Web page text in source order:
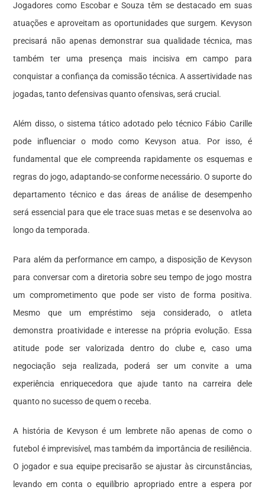
Jogadores como Escobar e Souza têm se destacado em suas
atuações e aproveitam as oportunidades que surgem. Kevyson
precisará não apenas demonstrar sua qualidade técnica, mas
também ter uma presença mais incisiva em campo para
conquistar a confiança da comissão técnica. A assertividade nas
jogadas, tanto defensivas quanto ofensivas, será crucial.
Além disso, o sistema tático adotado pelo técnico Fábio Carille
pode influenciar o modo como Kevyson atua. Por isso, é
fundamental que ele compreenda rapidamente os esquemas e
regras do jogo, adaptando-se conforme necessário. O suporte do
departamento técnico e das áreas de análise de desempenho
será essencial para que ele trace suas metas e se desenvolva ao
longo da temporada.
Para além da performance em campo, a disposição de Kevyson
para conversar com a diretoria sobre seu tempo de jogo mostra
um comprometimento que pode ser visto de forma positiva.
Mesmo que um empréstimo seja considerado, o atleta
demonstra proatividade e interesse na própria evolução. Essa
atitude pode ser valorizada dentro do clube e, caso uma
negociação seja realizada, poderá ser um convite a uma
experiência enriquecedora que ajude tanto na carreira dele
quanto no sucesso de quem o receba.
A história de Kevyson é um lembrete não apenas de como o
futebol é imprevisível, mas também da importância de resiliência.
O jogador e sua equipe precisarão se ajustar às circunstâncias,
levando em conta o equilíbrio apropriado entre a espera por